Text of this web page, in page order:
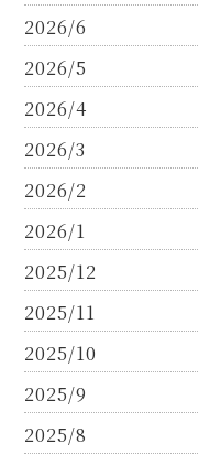
2026/6
2026/5
2026/4
2026/3
2026/2
2026/1
2025/12
2025/11
2025/10
2025/9
2025/8